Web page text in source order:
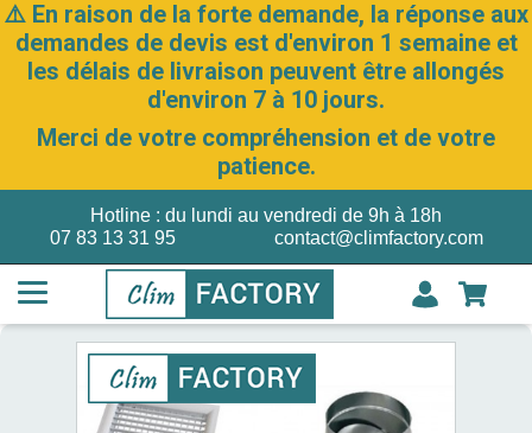
⚠️ En raison de la forte demande, la réponse aux
demandes de devis est d'environ 1 semaine et
les délais de livraison peuvent être allongés
d'environ 7 à 10 jours.
Merci de votre compréhension et de votre
patience.
07 83 13 31 95
Hotline : du lundi au vendredi de 9h à 18h
contact@climfactory.com